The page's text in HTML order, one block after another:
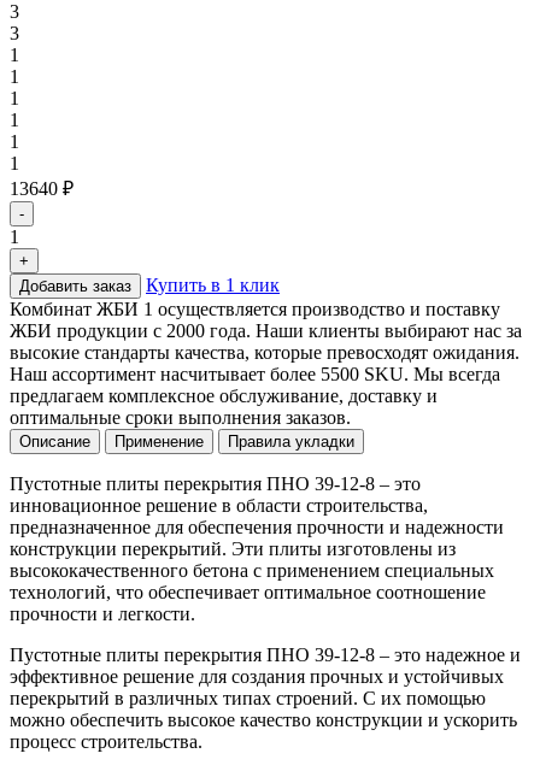
3
3
1
1
1
1
1
1
13640 ₽
-
1
+
Добавить заказ
Купить в 1 клик
Комбинат ЖБИ 1 осуществляется производство и поставку
ЖБИ продукции с 2000 года. Наши клиенты выбирают нас за
высокие стандарты качества, которые превосходят ожидания.
Наш ассортимент насчитывает более 5500 SKU. Мы всегда
предлагаем комплексное обслуживание, доставку и
оптимальные сроки выполнения заказов.
Описание Применение Правила укладки
Пустотные плиты перекрытия ПНО 39-12-8 – это
инновационное решение в области строительства,
предназначенное для обеспечения прочности и надежности
конструкции перекрытий. Эти плиты изготовлены из
высококачественного бетона с применением специальных
технологий, что обеспечивает оптимальное соотношение
прочности и легкости.
Пустотные плиты перекрытия ПНО 39-12-8 – это надежное и
эффективное решение для создания прочных и устойчивых
перекрытий в различных типах строений. С их помощью
можно обеспечить высокое качество конструкции и ускорить
процесс строительства.